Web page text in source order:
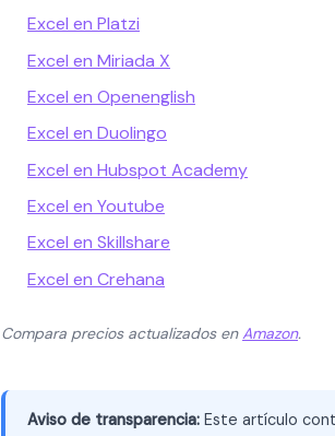
Excel en Platzi
Excel en Miriada X
Excel en Openenglish
Excel en Duolingo
Excel en Hubspot Academy
Excel en Youtube
Excel en Skillshare
Excel en Crehana
Compara precios actualizados enAmazon.
Aviso de transparencia: Este artículo